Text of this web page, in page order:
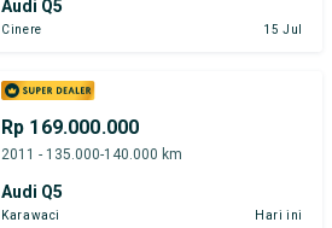
Audi Q5
Cinere 15 Jul
Rp 169.000.000
2011 - 135.000-140.000 km
Audi Q5
Karawaci Hari ini